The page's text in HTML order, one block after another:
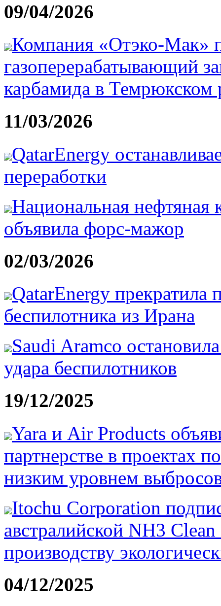
09/04/2026
Компания «Отэко-Мак»
газоперерабатывающий
карбамида в Темрюкском
11/03/2026
QatarEnergy
переработки
Национальная нефтяная
объявила форс-мажор
02/03/2026
QatarEnergy прекратила
беспилотника из Ирана
Saudi Aramco
удара беспилотников
19/12/2025
Yara и Air Products
партнерстве в проектах
низким уровнем
Itochu Corporation
австралийской NH3
производству
04/12/2025